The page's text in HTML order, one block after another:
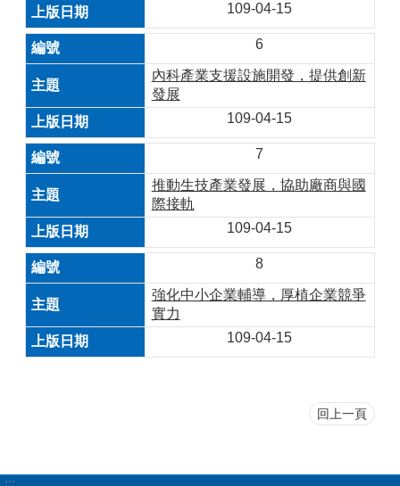
109-04-15
6
內科產業支援設施開發，提供創新
發展
109-04-15
7
推動生技產業發展，協助廠商與國
際接軌
109-04-15
8
強化中小企業輔導，厚植企業競爭
實力
109-04-15
回上一頁